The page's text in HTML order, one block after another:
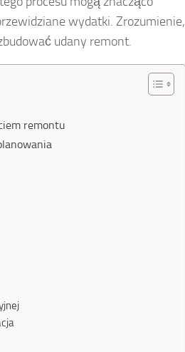
wydatki. Zrozumienie,
udany remont.
remontu